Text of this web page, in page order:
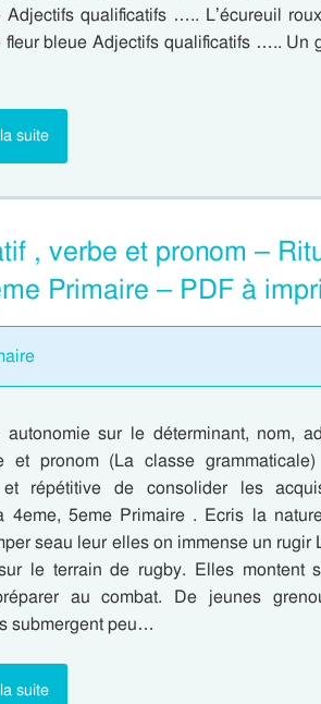
qualificatifs ….. L’écureuil
fleur bleue Adjectifs qualificatifs ….. Un
suite
, verbe et pronom –
Primaire – PDF à
sur le déterminant, nom,
et pronom (La classe
répétitive de consolider les
4eme, 5eme Primaire . Ecris la
seau leur elles on immense un rugir
le terrain de rugby. Elles montent
au combat. De jeunes
submergent peu…
suite